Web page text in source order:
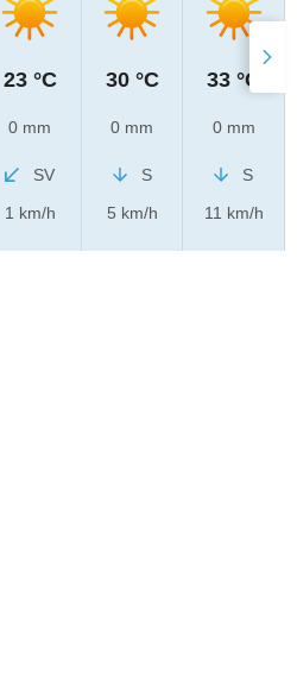
23 °C
0 mm
SV
1 km/h
30 °C
0 mm
S
5 km/h
33 °C
0 mm
S
11 km/h